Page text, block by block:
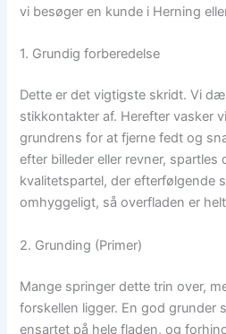
vi besøger en kunde i Herning
1. Grundig forberedelse
Dette er det vigtigste skridt. Vi
stikkontakter af. Herefter vasker
grundrens for at fjerne fedt og
efter billeder eller revner, spartles
kvalitetspartel, der efterfølgende
omhyggeligt, så overfladen er
2. Grunding (Primer)
Mange springer dette trin over,
forskellen ligger. En god grunder
ensartet på hele fladen, og